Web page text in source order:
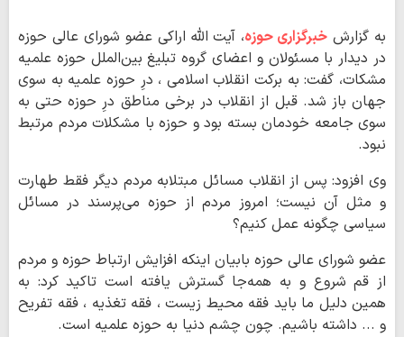
به گزارش خبرگزاری حوزه، آیت الله اراکی عضو شورای عالی حوزه
در دیدار با مسئولان و اعضای گروه تبلیغ بین‌الملل حوزه علمیه
مشکات، گفت: به برکت انقلاب اسلامی ، درِ حوزه علمیه به سوی
جهان باز شد. قبل از انقلاب در برخی مناطق درِ حوزه حتی به
سوی جامعه خودمان بسته بود و حوزه با مشکلات مردم مرتبط
نبود.
وی افزود: پس از انقلاب مسائل مبتلابه مردم دیگر فقط طهارت
و مثل آن نیست؛ امروز مردم از حوزه می‌پرسند در مسائل
سیاسی چگونه عمل کنیم؟
عضو شورای عالی حوزه بابیان اینکه افزایش ارتباط حوزه و مردم
از قم شروع و به همه‌جا گسترش یافته است تاکید کرد: به
همین دلیل ما باید فقه محیط زیست ، فقه تغذیه ، فقه تفریح
و ... داشته باشیم. چون چشم دنیا به حوزه علمیه است.